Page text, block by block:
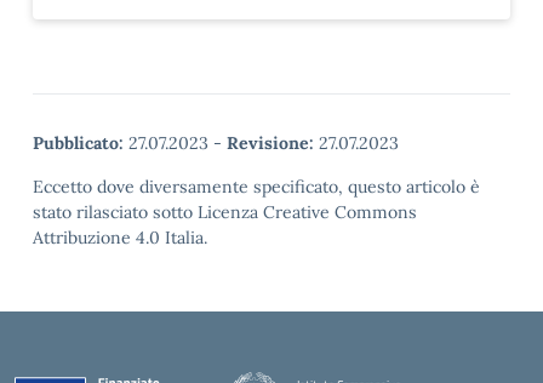
Pubblicato: 27.07.2023 - Revisione: 27.07.2023
Eccetto dove diversamente specificato, questo articolo è
stato rilasciato sotto Licenza Creative Commons
Attribuzione 4.0 Italia.